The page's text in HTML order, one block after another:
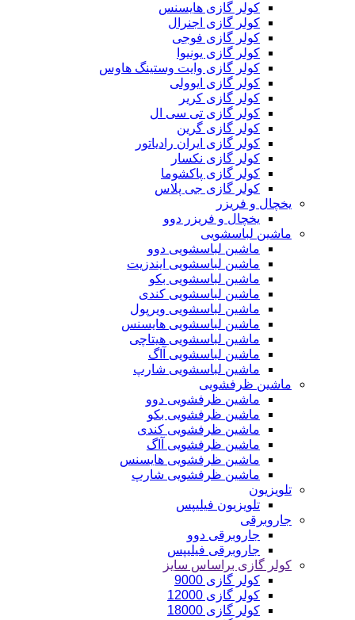
کولر گازی هایسنس
کولر گازی اجنرال
کولر گازی فوجی
کولر گازی یونیوا
کولر گازی وایت وستینگ هاوس
کولر گازی ایوولی
کولر گازی کریر
کولر گازی تی سی ال
کولر گازی گرین
کولر گازی ایران رادیاتور
کولر گازی نکسار
کولر گازی پاکشوما
کولر گازی جی پلاس
یخچال و فریزر
یخچال و فریزر دوو
ماشین لباسشویی
ماشین لباسشویی دوو
ماشین لباسشویی ایندزیت
ماشین لباسشویی بکو
ماشین لباسشویی کندی
ماشین لباسشویی ویرپول
ماشین لباسشویی هایسنس
ماشین لباسشویی هیتاچی
ماشین لباسشویی آاگ
ماشین لباسشویی شارپ
ماشین ظرفشویی
ماشین ظرفشویی دوو
ماشین ظرفشویی بکو
ماشین ظرفشویی کندی
ماشین ظرفشویی آاگ
ماشین ظرفشویی هایسنس
ماشین ظرفشویی شارپ
تلویزیون
تلویزیون فیلیپس
جاروبرقی
جاروبرقی دوو
جاروبرقی فیلیپس
کولر گازی براساس سایز
کولر گازی 9000
کولر گازی 12000
کولر گازی 18000